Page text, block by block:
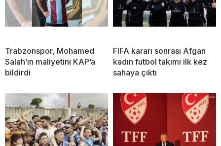
Trabzonspor, Mohamed
Salah’ın maliyetini KAP’a
bildirdi
FIFA kararı sonrası Afgan
kadın futbol takımı ilk kez
sahaya çıktı